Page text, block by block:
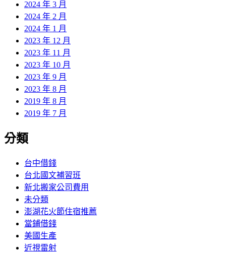
2024 年 3 月
2024 年 2 月
2024 年 1 月
2023 年 12 月
2023 年 11 月
2023 年 10 月
2023 年 9 月
2023 年 8 月
2019 年 8 月
2019 年 7 月
分類
台中借錢
台北國文補習班
新北搬家公司費用
未分類
澎湖花火節住宿推薦
當鋪借錢
美國生產
近視雷射